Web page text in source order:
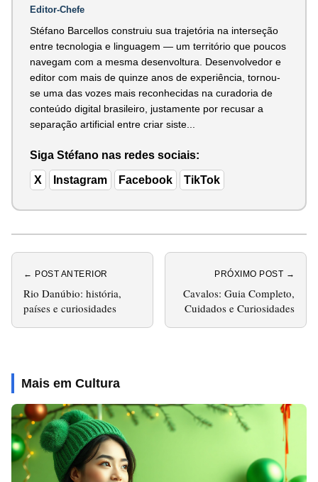
Editor-Chefe
Stéfano Barcellos construiu sua trajetória na interseção
entre tecnologia e linguagem — um território que poucos
navegam com a mesma desenvoltura. Desenvolvedor e
editor com mais de quinze anos de experiência, tornou-
se uma das vozes mais reconhecidas na curadoria de
conteúdo digital brasileiro, justamente por recusar a
separação artificial entre criar siste...
Siga Stéfano nas redes sociais:
X Instagram Facebook TikTok
← POST ANTERIOR
Rio Danúbio: história,
países e curiosidades
PRÓXIMO POST →
Cavalos: Guia Completo,
Cuidados e Curiosidades
Mais em Cultura